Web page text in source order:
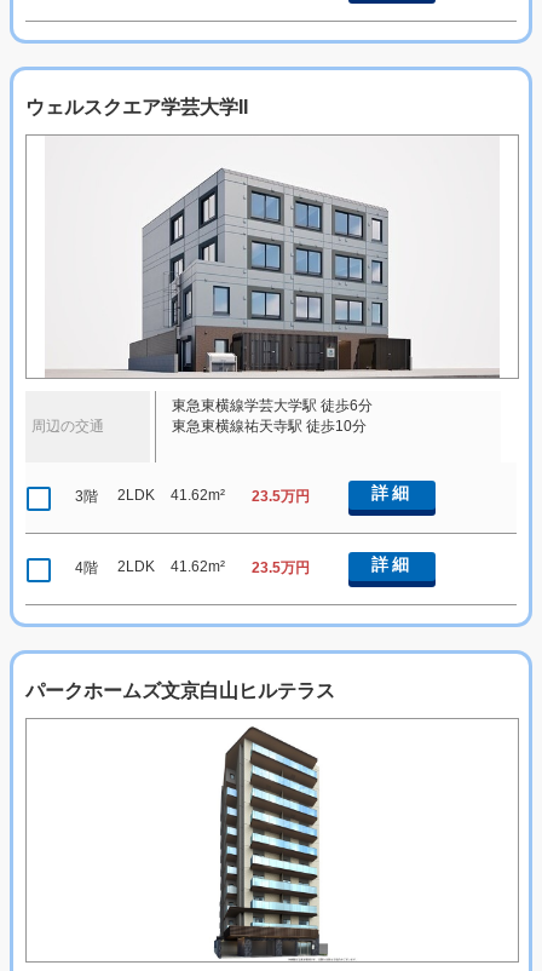
ウェルスクエア学芸大学II
周辺の交通
東急東横線学芸大学駅 徒歩6分
東急東横線祐天寺駅 徒歩10分
3階 2LDK 41.62m² 23.5万円 詳細
4階 2LDK 41.62m² 23.5万円 詳細
パークホームズ文京白山ヒルテラス